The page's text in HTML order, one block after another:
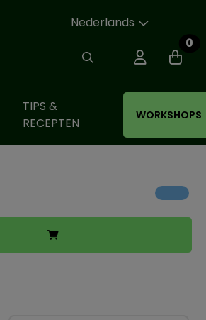
Nederlands
0
TIPS &
RECEPTEN
WORKSHOPS